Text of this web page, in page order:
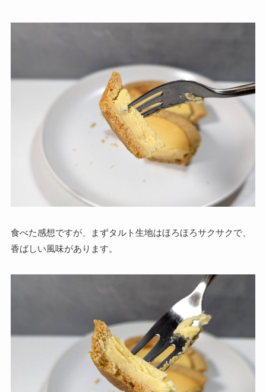
食べた感想ですが、まずタルト生地はほろほろサクサクで、
香ばしい風味があります。